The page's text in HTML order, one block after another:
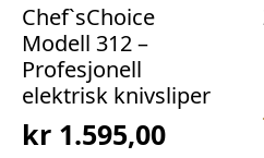
Chef`sChoice
Modell 312 –
Profesjonell
elektrisk knivsliper
kr 1.595,00